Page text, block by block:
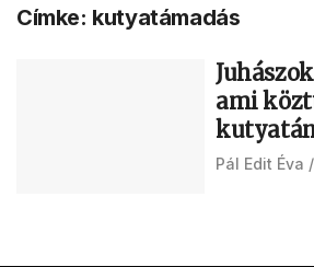
Címke: kutyatámadás
ami
Pál Edit Éva